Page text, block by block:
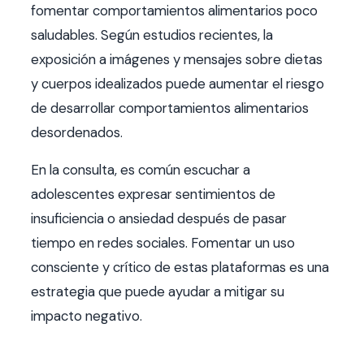
fomentar comportamientos alimentarios poco
saludables. Según estudios recientes, la
exposición a imágenes y mensajes sobre dietas
y cuerpos idealizados puede aumentar el riesgo
de desarrollar comportamientos alimentarios
desordenados.
En la consulta, es común escuchar a
adolescentes expresar sentimientos de
insuficiencia o ansiedad después de pasar
tiempo en redes sociales. Fomentar un uso
consciente y crítico de estas plataformas es una
estrategia que puede ayudar a mitigar su
impacto negativo.